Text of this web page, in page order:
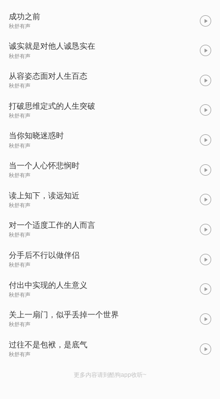
成功之前
秋舒有声
诚实就是对他人诚恳实在
秋舒有声
从容姿态面对人生百态
秋舒有声
打破思维定式的人生突破
秋舒有声
当你知晓迷惑时
秋舒有声
当一个人心怀悲悯时
秋舒有声
读上知下，读远知近
秋舒有声
对一个适度工作的人而言
秋舒有声
分手后不行以做伴侣
秋舒有声
付出中实现的人生意义
秋舒有声
关上一扇门，似乎丢掉一个世界
秋舒有声
过往不是包袱，是底气
秋舒有声
更多内容请到酷狗app收听~